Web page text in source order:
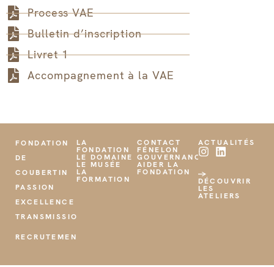
Process VAE
Bulletin d’inscription
Livret 1
Accompagnement à la VAE
FONDATION
DE
COUBERTIN
PASSION
EXCELLENCE
TRANSMISSION
RECRUTEMENT
LA
FONDATION
LE DOMAINE
LE MUSÉE
LA
FORMATION
CONTACT
FÉNELON
GOUVERNANCE
AIDER LA
FONDATION
ACTUALITÉS
→
DÉCOUVRIR
LES
ATELIERS